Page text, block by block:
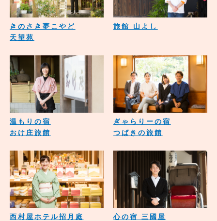
きのさき夢こやど
天望苑
旅館 山よし
温もりの宿
おけ庄旅館
ぎゃらりーの宿
つばきの旅館
西村屋ホテル招月庭 心の宿 三國屋